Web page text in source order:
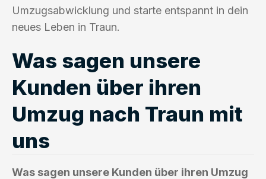
Umzugsabwicklung und starte entspannt in dein
neues Leben in Traun.
Was sagen unsere
Kunden über ihren
Umzug nach Traun mit
uns
Was sagen unsere Kunden über ihren Umzug